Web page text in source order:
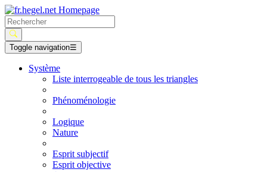
Toggle navigation☰
Système
Liste interrogeable de tous les triangles
Phénoménologie
Logique
Nature
Esprit subjectif
Esprit objective